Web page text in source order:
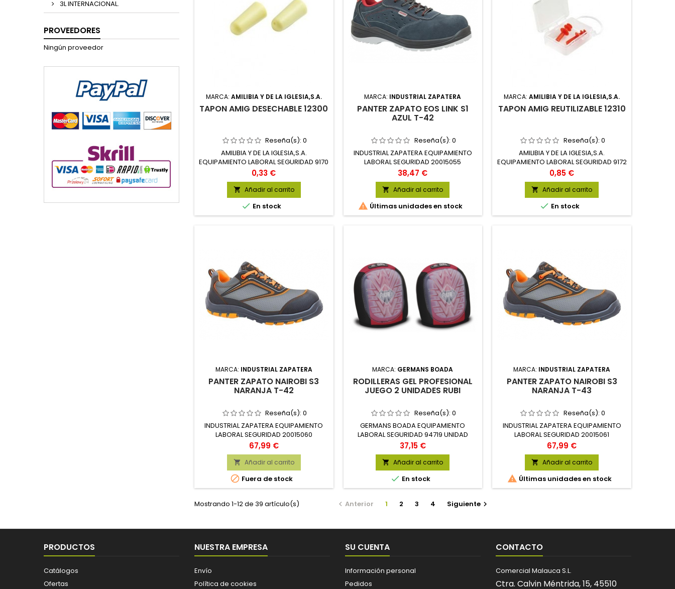
3L INTERNACIONAL.
PROVEEDORES
Ningún proveedor
MARCA: AMILIBIA Y DE LA IGLESIA,S.A.
TAPON AMIG DESECHABLE 12300
Reseña(s):0
AMILIBIA Y DE LA IGLESIA,S.A.
EQUIPAMIENTO LABORAL SEGURIDAD 9170
Precio
0,33 €
 Añadir al carrito
 En stock
MARCA: INDUSTRIAL ZAPATERA
PANTER ZAPATO EOS LINK S1
AZUL T-42
Reseña(s): 0
INDUSTRIAL ZAPATERA EQUIPAMIENTO
LABORAL SEGURIDAD 20015055
Precio
38,47 €
 Añadir al carrito
 Últimas unidades en stock
MARCA:AMILIBIA Y DE LA IGLESIA,S.A.
TAPON AMIG REUTILIZABLE 12310
Reseña(s): 0
AMILIBIA Y DE LA IGLESIA,S.A.
EQUIPAMIENTO LABORAL SEGURIDAD 9172
Precio
0,85 €
 Añadir al carrito
 En stock
MARCA: INDUSTRIAL ZAPATERA
PANTER ZAPATO NAIROBI S3
NARANJA T-42
Reseña(s):0
INDUSTRIAL ZAPATERA EQUIPAMIENTO
LABORAL SEGURIDAD 20015060
Precio
67,99 €
 Añadir al carrito
 Fuera de stock
MARCA: GERMANS BOADA
RODILLERAS GEL PROFESIONAL
JUEGO 2 UNIDADES RUBI
Reseña(s): 0
GERMANS BOADA EQUIPAMIENTO
LABORAL SEGURIDAD 94719 UNIDAD
Precio
37,15 €
 Añadir al carrito
 En stock
MARCA: INDUSTRIAL ZAPATERA
PANTER ZAPATO NAIROBI S3
NARANJA T-43
Reseña(s): 0
INDUSTRIAL ZAPATERA EQUIPAMIENTO
LABORAL SEGURIDAD 20015061
Precio
67,99 €
 Añadir al carrito
 Últimas unidades en stock
Mostrando 1-12 de 39 artículo(s)  Anterior 1 2 3 4 Siguiente 
PRODUCTOS
Catálogos
Ofertas
NUESTRA EMPRESA
Envío
Política de cookies
SU CUENTA
Información personal
Pedidos
CONTACTO
Comercial Malauca S.L.
Ctra. Calvin Méntrida, 15, 45510